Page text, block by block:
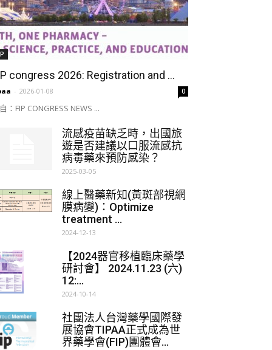
congress 2026: Registration and ...
- 2026-01-08 0
：FIP CONGRESS NEWS ...
流感疫苗缺乏時，出國旅
遊是否建議以口服流感抗
病毒藥來預防感染？
2025-03-05
線上醫藥新知(黃斑部視網
膜病變)：Optimize
treatment ...
2024-12-13
【2024器官移植臨床藥學
研討會】 2024.11.23 (六)
12:...
2024-10-14
社團法人台灣藥學國際發
展協會TIPAA正式成為世
界藥學會(FIP)團體會...